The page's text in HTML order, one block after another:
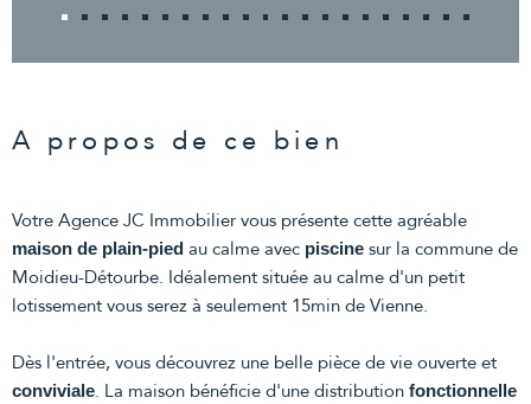
A propos de ce bien
Votre Agence JC Immobilier vous présente cette agréable
maison de plain-pied au calme avec piscine sur la commune de
Moidieu-Détourbe. Idéalement située au calme d'un petit
lotissement vous serez à seulement 15min de Vienne.
Dès l'entrée, vous découvrez une belle pièce de vie ouverte et
conviviale. La maison bénéficie d'une distribution fonctionnelle